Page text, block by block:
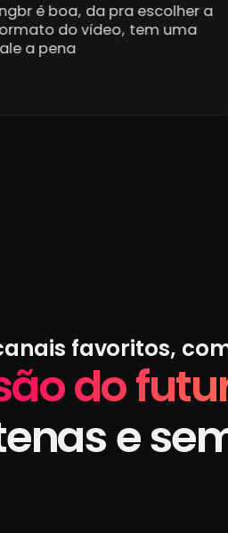
é boa, da pra escolher a
do vídeo, tem uma
a pena
favoritos,
do
e